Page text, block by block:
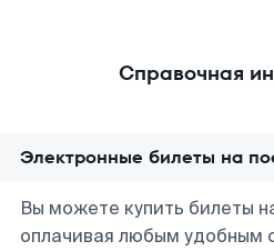
Справочная
Электронные билеты на
Вы можете купить билеты
оплачивая любым удобным